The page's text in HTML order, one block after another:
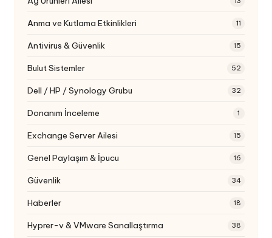
Anma ve Kutlama Etkinlikleri 11
Antivirus & Güvenlik 15
Bulut Sistemler 52
Dell / HP / Synology Grubu 32
Donanım İnceleme 1
Exchange Server Ailesi 15
Genel Paylaşım & İpucu 16
Güvenlik 34
Haberler 18
Hyprer-v & VMware Sanallaştırma 38